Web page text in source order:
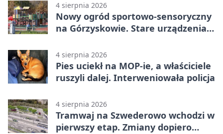
4 sierpnia 2026
Nowy ogród sportowo-sensoryczny
na Górzyskowie. Stare urządzenia
4 sierpnia 2026
Pies uciekł na MOP-ie, a właściciele
ruszyli dalej. Interweniowała policja
4 sierpnia 2026
Tramwaj na Szwederowo wchodzi w
pierwszy etap. Zmiany dopiero